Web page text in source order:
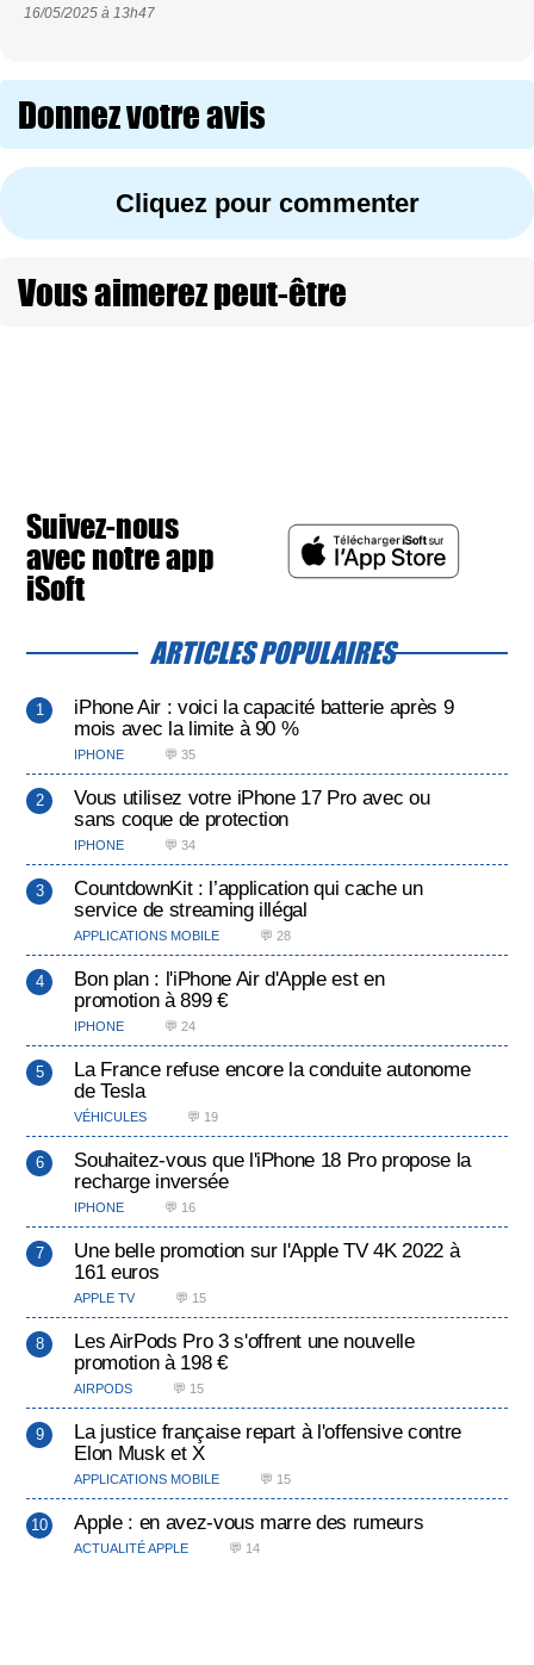
16/05/2025 à 13h47
Donnez votre avis
Cliquez pour commenter
Vous aimerez peut-être
Suivez-nous
avec notre app
iSoft
ARTICLES POPULAIRES
iPhone Air : voici la capacité batterie après 9
mois avec la limite à 90 %
IPHONE 💬 35
Vous utilisez votre iPhone 17 Pro avec ou
sans coque de protection
IPHONE 💬 34
CountdownKit : l’application qui cache un
service de streaming illégal
APPLICATIONS MOBILE 💬 28
Bon plan : l'iPhone Air d'Apple est en
promotion à 899 €
IPHONE 💬 24
La France refuse encore la conduite autonome
de Tesla
VÉHICULES 💬 19
Souhaitez-vous que l'iPhone 18 Pro propose la
recharge inversée
IPHONE 💬 16
Une belle promotion sur l'Apple TV 4K 2022 à
161 euros
APPLE TV 💬 15
Les AirPods Pro 3 s'offrent une nouvelle
promotion à 198 €
AIRPODS 💬 15
La justice française repart à l'offensive contre
Elon Musk et X
APPLICATIONS MOBILE 💬 15
Apple : en avez-vous marre des rumeurs
ACTUALITÉ APPLE 💬 14